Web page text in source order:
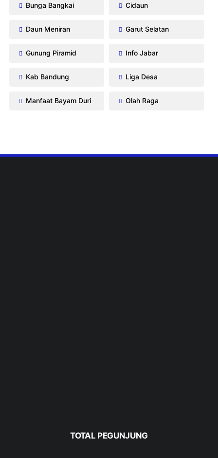
Bunga Bangkai Cidaun
Daun Meniran Garut Selatan
Gunung Piramid Info Jabar
Kab Bandung Liga Desa
Manfaat Bayam Duri Olah Raga
TOTAL PEGUNJUNG